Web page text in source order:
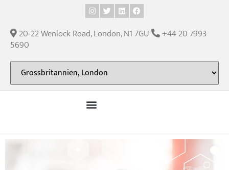
20-22 Wenlock Road, London, N1 7GU
+44 20 7993
5690